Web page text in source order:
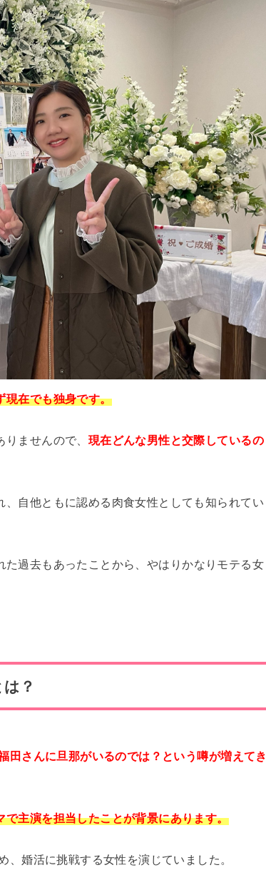
現在でも独身です。
ませんので、 現在どんな男性と交際しているの
自他ともに認める肉食女性としても知られてい
た過去もあったことから、やはりかなりモテる女
？
田さんに旦那がいるのでは？という噂が増えてき
で主演を担当したことが背景にあります。
婚活に挑戦する女性を演じていました。